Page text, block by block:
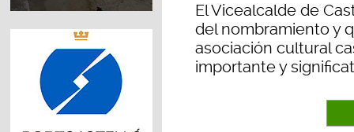
El Vicealcalde de
del nombramiento y
asociación cultural
importante y